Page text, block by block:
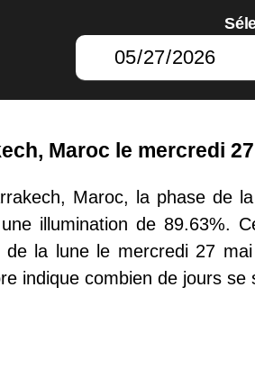
Maroc le mercredi
Maroc, la phase de
illumination de 89.63%.
de la lune le mercredi 27
indique combien de jours se